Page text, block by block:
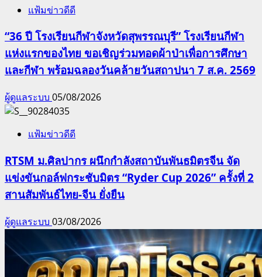
แฟ้มข่าวดีดี
“36 ปี โรงเรียนกีฬาจังหวัดสุพรรณบุรี” โรงเรียนกีฬา
แห่งแรกของไทย ขอเชิญร่วมทอดผ้าป่าเพื่อการศึกษา
และกีฬา พร้อมฉลองวันคล้ายวันสถาปนา 7 ส.ค. 2569
ผู้ดูแลระบบ 05/08/2026
แฟ้มข่าวดีดี
RTSM ม.ศิลปากร ผนึกกำลังสถาบันพันธมิตรจีน จัด
แข่งขันกอล์ฟกระชับมิตร “Ryder Cup 2026” ครั้งที่ 2
สานสัมพันธ์ไทย-จีน ยั่งยืน
ผู้ดูแลระบบ 03/08/2026